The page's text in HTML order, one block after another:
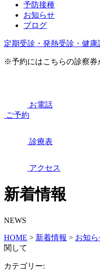
予防接種
お知らせ
ブログ
定期受診・発熱受診・健
※予約にはこちらの診察券
お電話
ご予約
診療表
アクセス
新着情報
NEWS
HOME > 新着情報 > お知
関して
カテゴリー: